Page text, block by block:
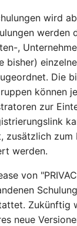
wird
werden
,
bisher)
Die
können
zur
zusätzlich zum
werden.
von
Zukünftig
neue